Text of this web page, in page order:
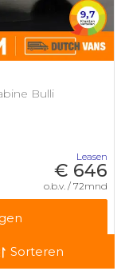
Bulli
Leasen
€ 646
o.b.v. / 72mnd
Sorteren